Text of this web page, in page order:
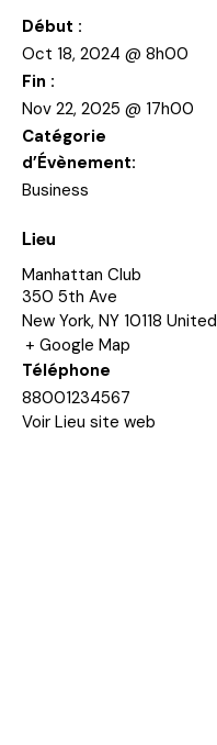
Début :
Oct 18, 2024 @ 8h00
Fin :
Nov 22, 2025 @ 17h00
Catégorie
d’Évènement:
Business
Lieu
Manhattan Club
350 5th Ave
New York, NY 10118
+ Google Map
Téléphone
88001234567
Voir Lieu site web